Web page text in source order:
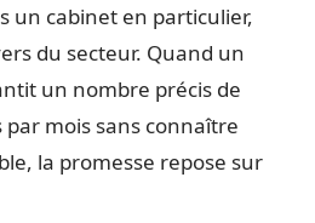
un cabinet en particulier,
du secteur. Quand un
un nombre précis de
mois sans connaître
la promesse repose sur